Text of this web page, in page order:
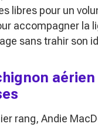
libres pour un
accompagner la
sans trahir son
rang, Andie